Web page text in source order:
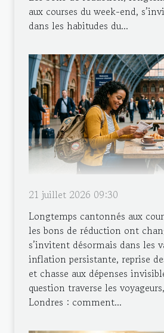
aux courses du week-end,
dans les habitudes du...
21 juillet 2026 09:30
Longtemps cantonnés aux
les bons de réduction ont
s’invitent désormais dans les
inflation persistante, reprise
et chasse aux dépenses
question traverse les
Londres : comment...